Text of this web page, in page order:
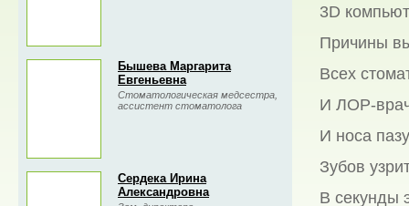
Бышева Маргарита
Евгеньевна
Стоматологическая медсестра,
ассистент стоматолога
Сердека Ирина
Александровна
3D
Причины
Всех
И ЛОР-
И носа
Зубов
В секунды